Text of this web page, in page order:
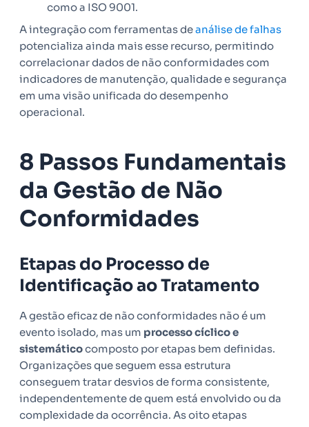
como a ISO 9001.
A integração com ferramentas deanálise de falhas
potencializa ainda mais esse recurso, permitindo
correlacionar dados de não conformidades com
indicadores de manutenção, qualidade e segurança
em uma visão unificada do desempenho
operacional.
8 Passos Fundamentais
da Gestão de Não
Conformidades
Etapas do Processo de
Identificação ao Tratamento
A gestão eficaz de não conformidades não é um
evento isolado, mas um processo cíclico e
sistemáticocomposto por etapas bem definidas.
Organizações que seguem essa estrutura
conseguem tratar desvios de forma consistente,
independentemente de quem está envolvido ou da
complexidade da ocorrência. As oito etapas